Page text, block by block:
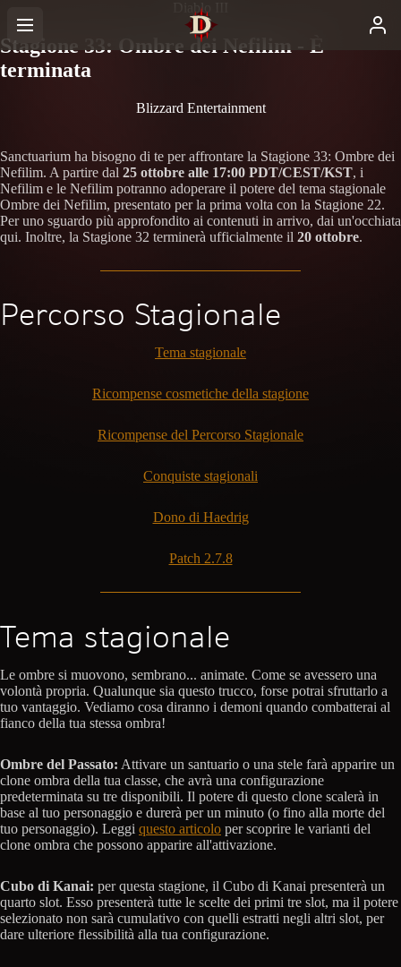
Diablo III
Stagione 33: Ombre dei Nefilim - È
terminata
Blizzard Entertainment
Sanctuarium ha bisogno di te per affrontare la Stagione 33: Ombre dei
Nefilim. A partire dal 25 ottobre alle 17:00 PDT/CEST/KST, i
Nefilim e le Nefilim potranno adoperare il potere del tema stagionale
Ombre dei Nefilim, presentato per la prima volta con la Stagione 22.
Per uno sguardo più approfondito ai contenuti in arrivo, dai un'occhiata
qui. Inoltre, la Stagione 32 terminerà ufficialmente il 20 ottobre.
Percorso Stagionale
Tema stagionale
Ricompense cosmetiche della stagione
Ricompense del Percorso Stagionale
Conquiste stagionali
Dono di Haedrig
Patch 2.7.8
Tema stagionale
Le ombre si muovono, sembrano... animate. Come se avessero una
volontà propria. Qualunque sia questo trucco, forse potrai sfruttarlo a
tuo vantaggio. Vediamo cosa diranno i demoni quando combatterai al
fianco della tua stessa ombra!
Ombre del Passato: Attivare un santuario o una stele farà apparire un
clone ombra della tua classe, che avrà una configurazione
predeterminata su tre disponibili. Il potere di questo clone scalerà in
base al tuo personaggio e durerà per un minuto (o fino alla morte del
tuo personaggio). Leggi questo articolo per scoprire le varianti del
clone ombra che possono apparire all'attivazione.
Cubo di Kanai: per questa stagione, il Cubo di Kanai presenterà un
quarto slot. Esso presenterà tutte le scelte dei primi tre slot, ma il potere
selezionato non sarà cumulativo con quelli estratti negli altri slot, per
dare ulteriore flessibilità alla tua configurazione.